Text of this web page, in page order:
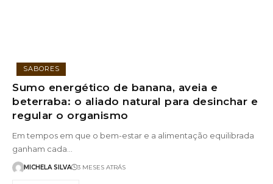
SABORES
Sumo energético de banana, aveia e
beterraba: o aliado natural para desinchar e
regular o organismo
Em tempos em que o bem-estar e a alimentação equilibrada
ganham cada…
MICHELA SILVA 3 MESES ATRÁS